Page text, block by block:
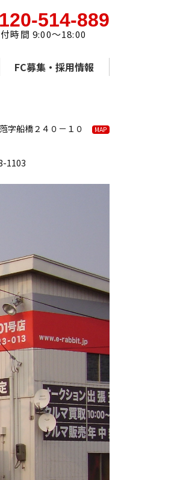
514-889
時間 9:00～18:00
FC募集・採用情報
字船橋２４０－１０ MAP
1103